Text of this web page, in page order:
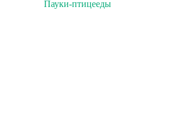
Пауки-птицееды